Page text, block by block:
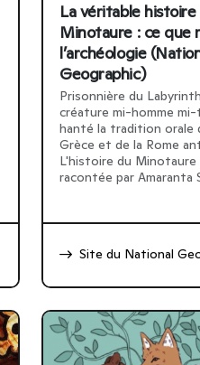
La véritable
Minotaure : ce que
l’archéologie
Geographic)
Prisonnière du
créature mi-homme mi-
hanté la tradition orale
Grèce et de la Rome
L'histoire du Minotaure
racontée par Amaranta
Site du National